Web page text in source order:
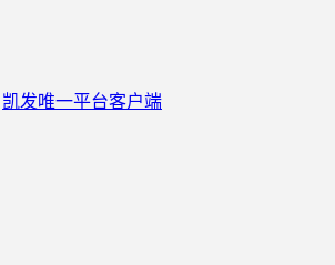
凯发唯一平台客户端